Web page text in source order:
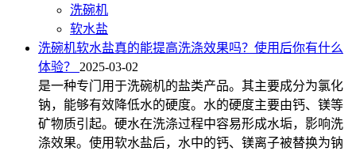
洗碗机
软水盐
洗碗机软水盐真的能提高洗涤效果吗？使用后你有什么
体验？
2025-03-02
是一种专门用于洗碗机的盐类产品。其主要成分为氯化
钠，能够有效降低水的硬度。水的硬度主要由钙、镁等
矿物质引起。硬水在洗涤过程中容易形成水垢，影响洗
涤效果。使用软水盐后，水中的钙、镁离子被替换为钠